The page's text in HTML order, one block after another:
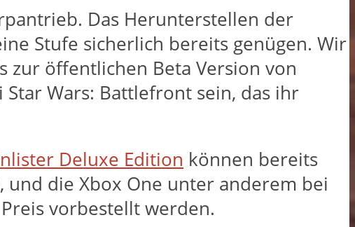
Das Herunterstellen der
Stufe sicherlich bereits genügen. Wir
zur öffentlichen Beta Version von
Wars: Battlefront sein, das ihr
Deluxe Edition können bereits
und die Xbox One unter anderem bei
vorbestellt werden.